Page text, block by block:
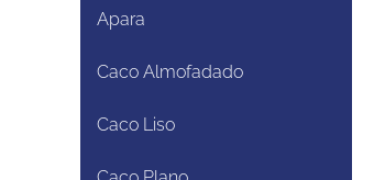
Apara
Caco Almofadado
Caco Liso